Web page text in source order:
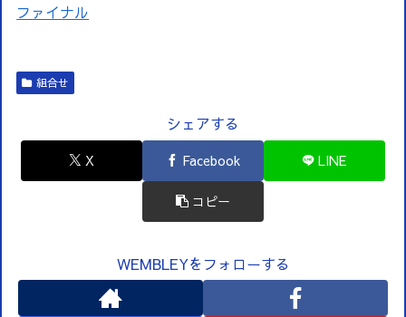
ファイナル
組合せ
シェアする
X Facebook LINE
コピー
WEMBLEYをフォローする